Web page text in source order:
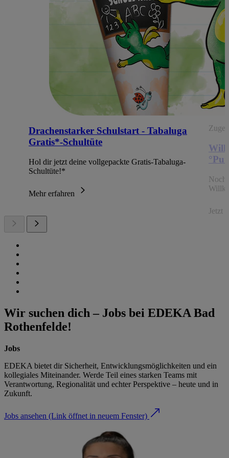
Drachenstarker Schulstart - Tabaluga
Gratis*-Schultüte
Hol dir jetzt deine vollgepackte Gratis-Tabaluga-
Schultüte!*
Mehr erfahren
Noch
Jetzt
Wir suchen dich – Jobs bei EDEKA Bad
Rothenfelde!
Jobs
EDEKA bietet dir Sicherheit, Entwicklungsmöglichkeiten und ein
kollegiales Miteinander. Werde Teil eines starken Teams mit
Verantwortung, Regionalität und echter Perspektive – heute und in
Zukunft.
Jobs ansehen (Link öffnet in neuem Fenster)